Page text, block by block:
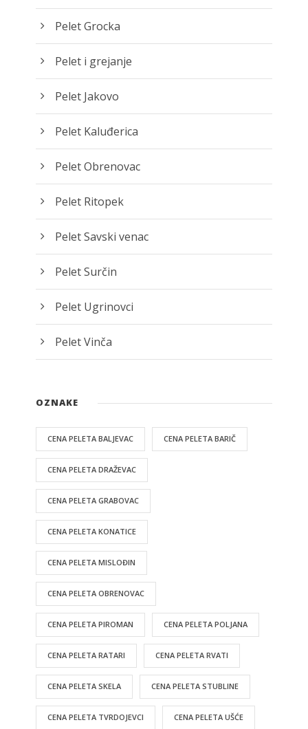
Pelet Grocka
Pelet i grejanje
Pelet Jakovo
Pelet Kaluđerica
Pelet Obrenovac
Pelet Ritopek
Pelet Savski venac
Pelet Surčin
Pelet Ugrinovci
Pelet Vinča
OZNAKE
CENA PELETA BALJEVAC CENA PELETA BARIČ
CENA PELETA DRAŽEVAC
CENA PELETA GRABOVAC
CENA PELETA KONATICE
CENA PELETA MISLOĐIN
CENA PELETA OBRENOVAC
CENA PELETA PIROMAN CENA PELETA POLJANA
CENA PELETA RATARI CENA PELETA RVATI
CENA PELETA SKELA CENA PELETA STUBLINE
CENA PELETA TVRDOJEVCI CENA PELETA UŠĆE